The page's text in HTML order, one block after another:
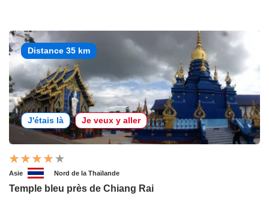
Distance 35 km
J'étais là Je veux y aller
Asie Nord de la Thaïlande
Temple bleu près de Chiang Rai